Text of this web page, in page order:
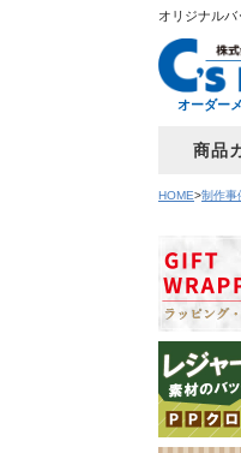
オリジナル
オーダー
商品
HOME 制作事